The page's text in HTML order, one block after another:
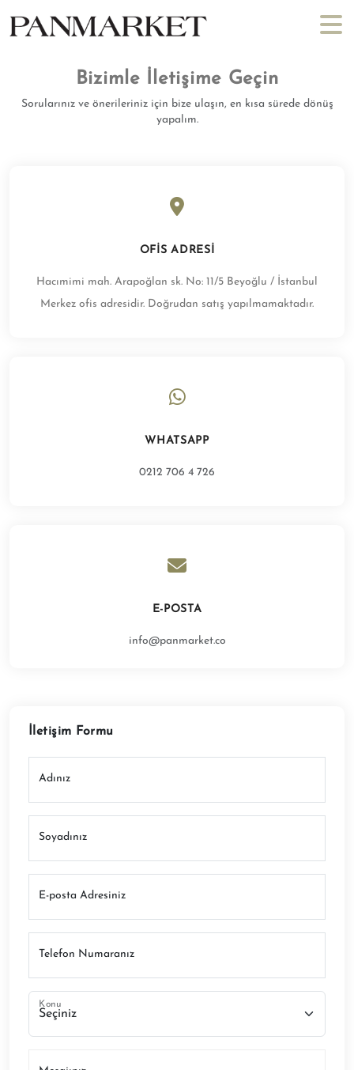
Bizimle İletişime Geçin
Sorularınız ve önerileriniz için bize ulaşın, en kısa sürede dönüş
yapalım.
OFIS ADRESI
Hacımimi mah. Arapoğlan sk. No: 11/5 Beyoğlu / İstanbul
Merkez ofis adresidir. Doğrudan satış yapılmamaktadır.
WHATSAPP
0212 706 4 726
E-POSTA
info@panmarket.co
İletişim Formu
Adınız
Soyadınız
E-posta Adresiniz
Telefon Numaranız
Konu